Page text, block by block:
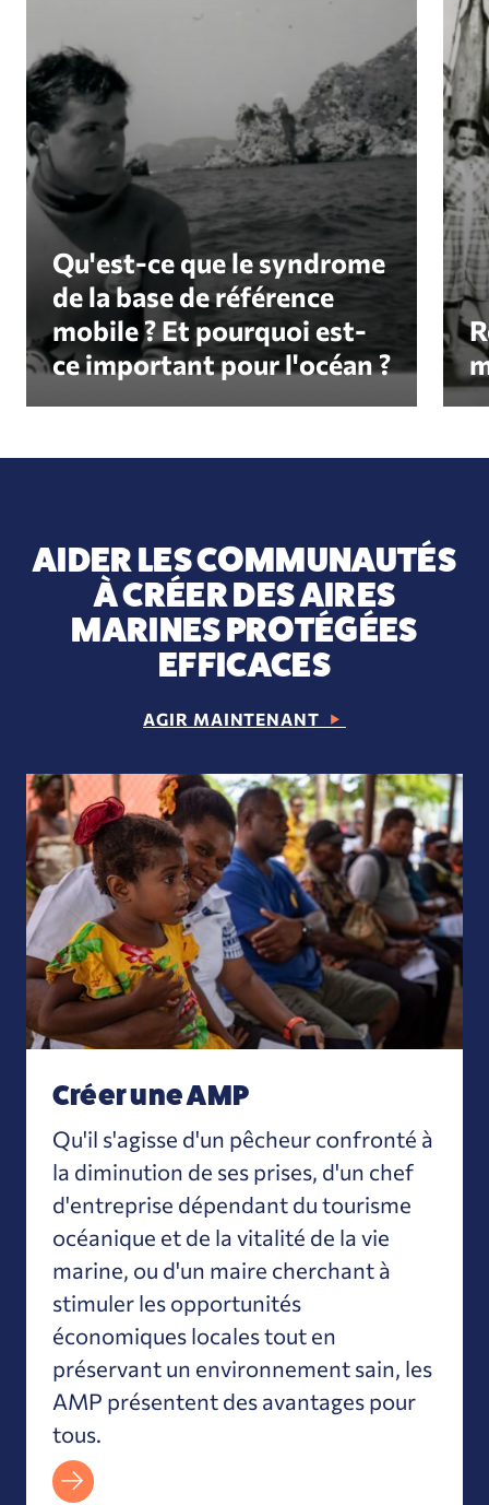
Qu'est-ce que le syndrome
de la base de référence
mobile ? Et pourquoi est-
ce important pour l'océan ?
AIDER LES COMMUNAUTÉS
À CRÉER DES AIRES
MARINES PROTÉGÉES
EFFICACES
AGIR MAINTENANT
Créer une AMP
Créer une AMP
Qu'il s'agisse d'un pêcheur confronté à
la diminution de ses prises, d'un chef
d'entreprise dépendant du tourisme
océanique et de la vitalité de la vie
marine, ou d'un maire cherchant à
stimuler les opportunités
économiques locales tout en
préservant un environnement sain, les
AMP présentent des avantages pour
tous.